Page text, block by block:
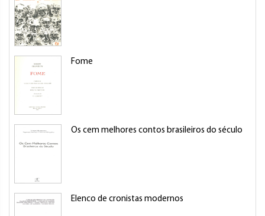
Fome
Os cem melhores contos brasileiros do século
Elenco de cronistas modernos